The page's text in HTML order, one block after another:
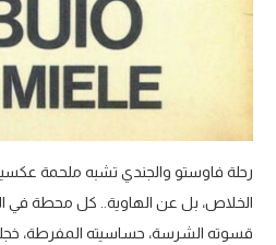
رحلة فاوستو والجندي تشبه ملحمة
الخلاص، بل عن الهاوية.. كل محطة في
قسوته الشرسة، حساسيته المفرطة،